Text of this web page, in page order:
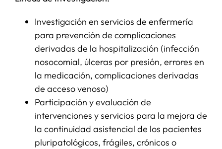
APOYO I+D+IInvestigación en servicios de enfermería
para prevención de complicaciones
derivadas de la hospitalización (infección
nosocomial, úlceras por presión, errores en
la medicación, complicaciones derivadas
de acceso venoso)
Participación y evaluación de
intervenciones y servicios para la mejora de
la continuidad asistencial de los pacientes
pluripatológicos, frágiles, crónicos o